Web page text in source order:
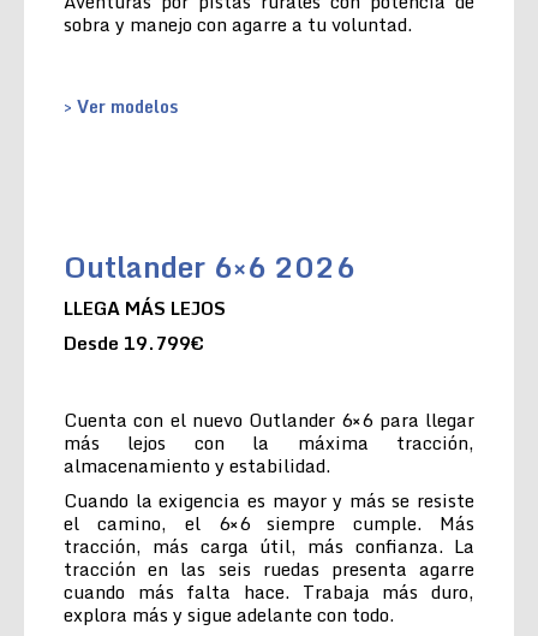
sobra y manejo con agarre a tu voluntad.
> Ver modelos
Outlander 6×6 2026
LLEGA MÁS LEJOS
Desde 19.799€
Cuenta con el nuevo Outlander 6×6 para llegar
más lejos con la máxima tracción,
almacenamiento y estabilidad.
Cuando la exigencia es mayor y más se resiste
el camino, el 6×6 siempre cumple. Más
tracción, más carga útil, más confianza. La
tracción en las seis ruedas presenta agarre
cuando más falta hace. Trabaja más duro,
explora más y sigue adelante con todo.